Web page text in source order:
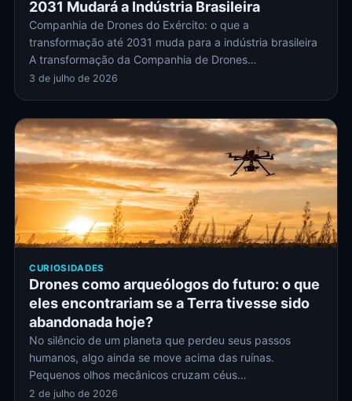
2031 Mudará a Indústria Brasileira
Companhia de Drones do Exército: o que a
transformação até 2031 muda para a indústria brasileira
A transformação da Companhia de Drones…
3 de julho de 2026
CURIOSIDADES
Drones como arqueólogos do futuro: o que
eles encontrariam se a Terra tivesse sido
abandonada hoje?
No silêncio de um planeta que perdeu seus passos
humanos, algo ainda se move acima das ruínas.
Pequenos olhos mecânicos cruzam céus…
2 de julho de 2026